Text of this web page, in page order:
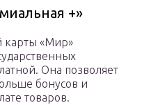
+»
карты «Мир»
Она позволяет
бонусов и
товаров.